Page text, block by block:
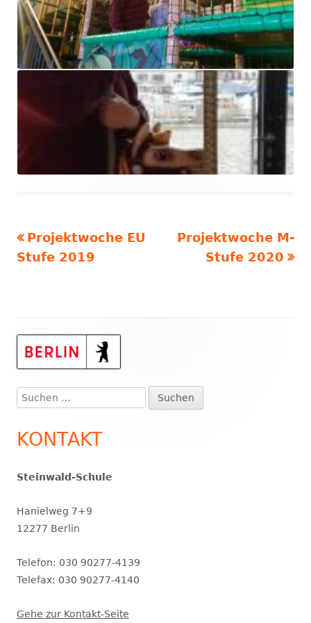
Beitragsnavigation
Vorheriger
Beitrag:
Projektwoche EU
Stufe 2019
Nächster
Beitrag:
Projektwoche M-
Stufe 2020
Haupt-
Suchen
nach:
KONTAKT
Steinwald-Schule
Hanielweg 7+9
12277 Berlin
Telefon: 030 90277-4139
Telefax: 030 90277-4140
Gehe zur Kontakt-Seite